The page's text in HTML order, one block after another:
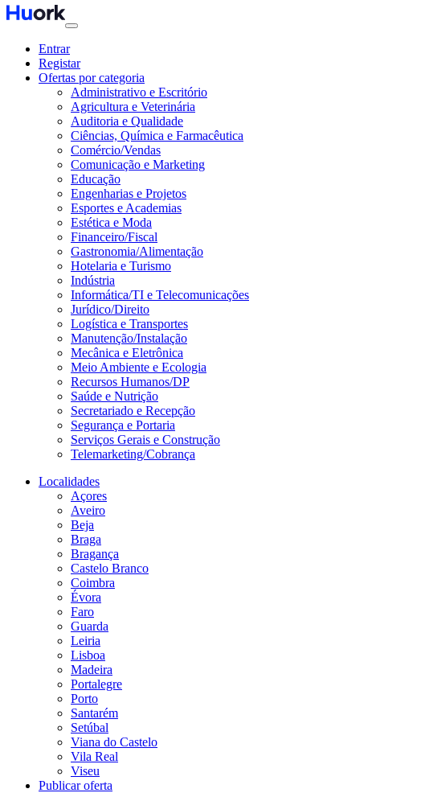
Entrar
Registar
Ofertas por categoria
Administrativo e Escritório
Agricultura e Veterinária
Auditoria e Qualidade
Ciências, Química e Farmacêutica
Comércio/Vendas
Comunicação e Marketing
Educação
Engenharias e Projetos
Esportes e Academias
Estética e Moda
Financeiro/Fiscal
Gastronomia/Alimentação
Hotelaria e Turismo
Indústria
Informática/TI e Telecomunicações
Jurídico/Direito
Logística e Transportes
Manutenção/Instalação
Mecânica e Eletrônica
Meio Ambiente e Ecologia
Recursos Humanos/DP
Saúde e Nutrição
Secretariado e Recepção
Segurança e Portaria
Serviços Gerais e Construção
Telemarketing/Cobrança
Localidades
Açores
Aveiro
Beja
Braga
Bragança
Castelo Branco
Coimbra
Évora
Faro
Guarda
Leiria
Lisboa
Madeira
Portalegre
Porto
Santarém
Setúbal
Viana do Castelo
Vila Real
Viseu
Publicar oferta